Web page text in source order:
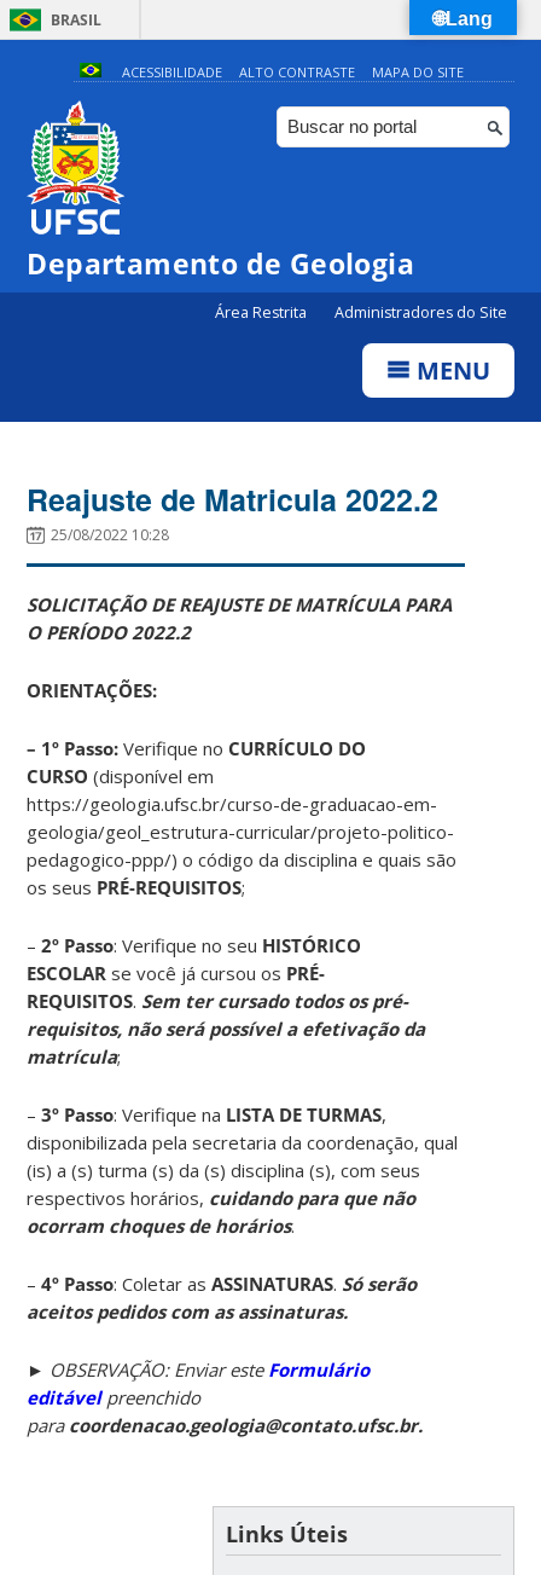
BRASIL
Simplifique!
Comunica BR
Participe
Canais
ACESSIBILIDADE ALTO CONTRASTE MAPA DO SITE
Departamento de Geologia
Área Restrita Administradores do Site
MENU
Reajuste de Matricula 2022.2
25/08/2022 10:28
SOLICITAÇÃO DE REAJUSTE DE MATRÍCULA PARA
O PERÍODO 2022.2
ORIENTAÇÕES:
– 1º Passo:Verifique no CURRÍCULO DO
CURSO(disponível em
https://geologia.ufsc.br/curso-de-graduacao-em-
geologia/geol_estrutura-curricular/projeto-politico-
pedagogico-ppp/) o código da disciplina e quais são
os seus PRÉ-REQUISITOS;
–2º Passo: Verifique no seu HISTÓRICO
ESCOLARse você já cursou os PRÉ-
REQUISITOS. Sem ter cursado todos os pré-
requisitos, não será possível a efetivação da
matrícula;
–3º Passo: Verifique na LISTA DE TURMAS,
disponibilizada pela secretaria da coordenação, qual
(is) a (s) turma (s) da (s) disciplina (s), com seus
respectivos horários, cuidando para que não
ocorram choques de horários.
–4º Passo: Coletar asASSINATURAS. Só serão
aceitos pedidos com as assinaturas.
► OBSERVAÇÃO: Enviar este Formulário
editávelpreenchido
para coordenacao.geologia@contato.ufsc.br.
Links Úteis
🌐Lang